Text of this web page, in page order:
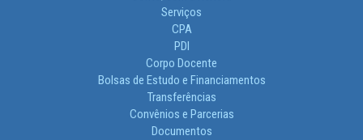
Serviços
CPA
PDI
Corpo Docente
Bolsas de Estudo e Financiamentos
Transferências
Convênios e Parcerias
Documentos